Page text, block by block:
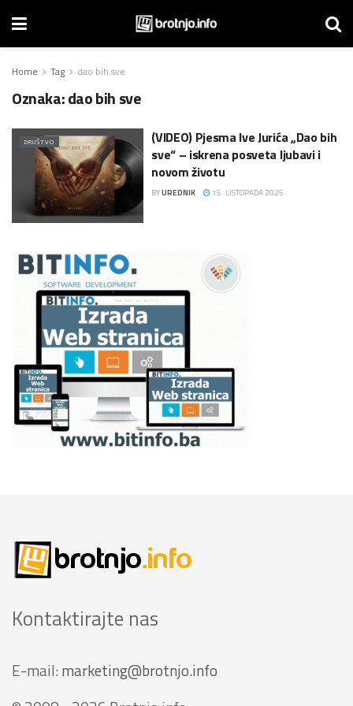
Home Tag dao bih sve
Oznaka:dao bih sve
DRUŠTVO
(VIDEO) Pjesma Ive Jurića „Dao bih
sve“ – iskrena posveta ljubavi i
novom životu
BYUREDNIK 15. LISTOPADA 2025.
Kontaktirajte nas
E-mail: marketing@brotnjo.info